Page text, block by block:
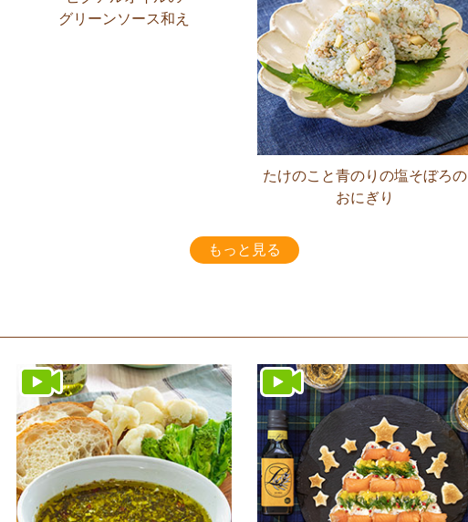
グリーンソース和え
たけのこと青のりの塩そぼろの
おにぎり
もっと見る